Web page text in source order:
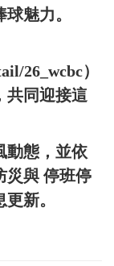
魅力。
26_wcbc）
共同迎接這
動態，並依
災與 停班停
新。